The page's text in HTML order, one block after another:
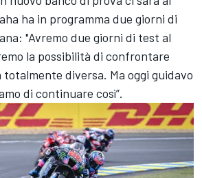
ha in programma due giorni di
"Avremo due giorni di test al
la possibilità di confrontare
diversa. Ma oggi guidavo
di continuare così”.